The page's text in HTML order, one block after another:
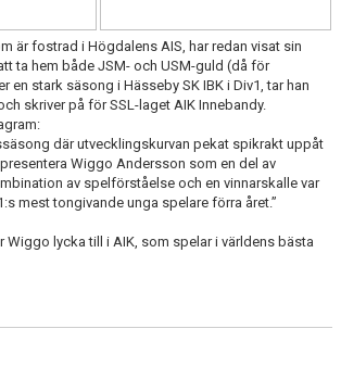
är fostrad i Högdalens AIS, har redan visat sin
ta hem både JSM- och USM-guld (då för
en stark säsong i Hässeby SK IBK i Div1, tar han
skriver på för SSL-laget AIK Innebandy.
där utvecklingskurvan pekat spikrakt uppåt
Wiggo Andersson som en del av
av spelförståelse och en vinnarskalle var
mest tongivande unga spelare förra året.”
Wiggo lycka till i AIK, som spelar i världens bästa